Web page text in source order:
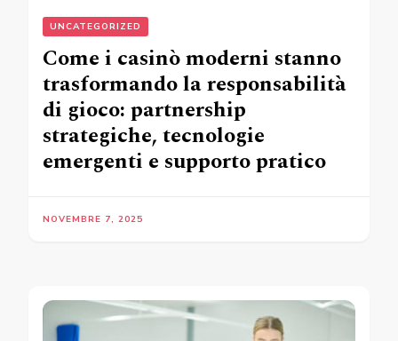
UNCATEGORIZED
Come i casinò moderni stanno
trasformando la responsabilità
di gioco: partnership
strategiche, tecnologie
emergenti e supporto pratico
NOVEMBRE 7, 2025